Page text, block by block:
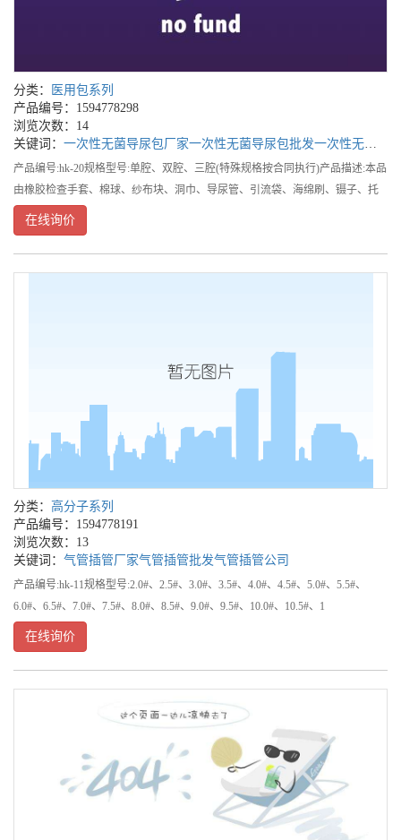
分类：
医用包系列
产品编号：1594778298
浏览次数：14
关键词： 一次性无菌导尿包厂家一次性无菌导尿包批发一次性无菌导尿包公司
产品编号:hk-20规格型号:单腔、双腔、三腔(特殊规格按合同执行)产品描述:本品
由橡胶检查手套、棉球、纱布块、洞巾、导尿管、引流袋、海绵刷、镊子、托
盘、包布等组成。适用范围:医用。一次性无菌导尿包厂家,一次性无菌导尿包批
发,一次性无菌导
在线询价
分类： 高分子系列
产品编号：1594778191
浏览次数：13
关键词： 气管插管厂家气管插管批发气管插管公司
产品编号:hk-11规格型号:2.0#、2.5#、3.0#、3.5#、4.0#、4.5#、5.0#、5.5#、
6.0#、6.5#、7.0#、7.5#、8.0#、8.5#、9.0#、9.5#、10.0#、10.5#、1
在线询价